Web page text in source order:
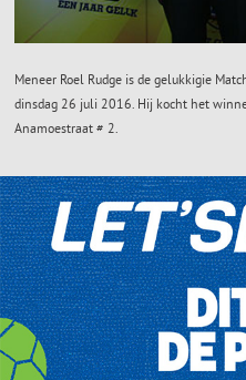
Meneer Roel Rudge is de gelukkigie
dinsdag 26 juli 2016. Hij kocht het
Anamoestraat # 2.